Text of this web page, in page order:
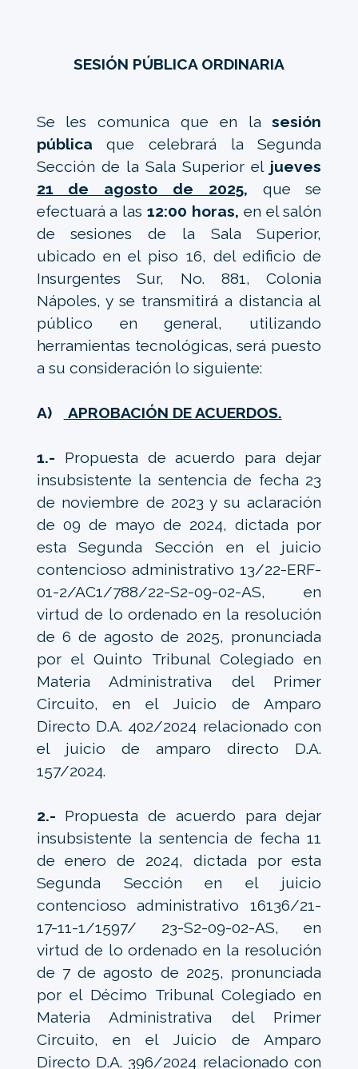
SESIÓN PÚBLICA ORDINARIA
Se les comunica que en lasesión
pública que celebrará la Segunda
Sección de la Sala Superior el jueves
21 de agosto de 2025, que se
efectuará a las12:00 horas, en el salón
de sesiones de la Sala Superior,
ubicado en el piso 16, del edificio de
Insurgentes Sur, No. 881, Colonia
Nápoles, y se transmitirá a distancia al
público en general, utilizando
herramientas tecnológicas, será puesto
a su consideración lo siguiente:
A) APROBACIÓN DE ACUERDOS.
1.- Propuesta de acuerdo para dejar
insubsistente la sentencia de fecha 23
de noviembre de 2023 y su aclaración
de 09 de mayo de 2024, dictada por
esta Segunda Sección en el juicio
contencioso administrativo 13/22-ERF-
01-2/AC1/788/22-S2-09-02-AS, en
virtud de lo ordenado en la resolución
de 6 de agosto de 2025, pronunciada
por el Quinto Tribunal Colegiado en
Materia Administrativa del Primer
Circuito, en el Juicio de Amparo
Directo D.A. 402/2024 relacionado con
el juicio de amparo directo D.A.
157/2024.
2.- Propuesta de acuerdo para dejar
insubsistente la sentencia de fecha 11
de enero de 2024, dictada por esta
Segunda Sección en el juicio
contencioso administrativo 16136/21-
17-11-1/1597/ 23-S2-09-02-AS, en
virtud de lo ordenado en la resolución
de 7 de agosto de 2025, pronunciada
por el Décimo Tribunal Colegiado en
Materia Administrativa del Primer
Circuito, en el Juicio de Amparo
Directo D.A. 396/2024 relacionado con